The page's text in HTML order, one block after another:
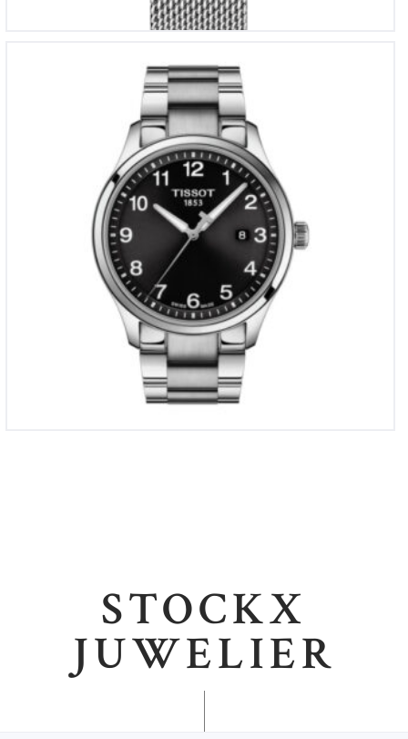
TISSOT GENT XL CLASSIC
€325
STOCKX
JUWELIER